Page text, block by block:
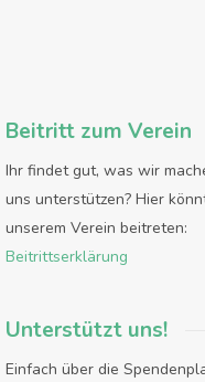
Beitritt zum Verein
Ihr findet gut, was wir
uns unterstützen? Hier
unserem Verein beitreten:
Beitrittserklärung
Unterstützt uns!
Einfach über die